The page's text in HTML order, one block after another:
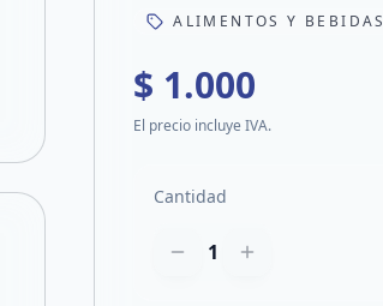
ALIMENTOS Y BEBIDAS
$ 1.000
El precio incluye IVA.
Cantidad
1